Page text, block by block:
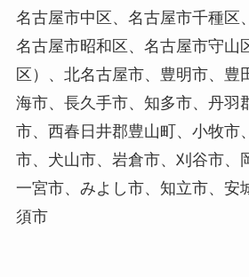
名古屋市中区、名古屋市千種区
名古屋市昭和区、名古屋市守山
区）、北名古屋市、豊明市、豊
海市、長久手市、知多市、丹羽
市、西春日井郡豊山町、小牧市
市、犬山市、岩倉市、刈谷市、
一宮市、みよし市、知立市、安
須市